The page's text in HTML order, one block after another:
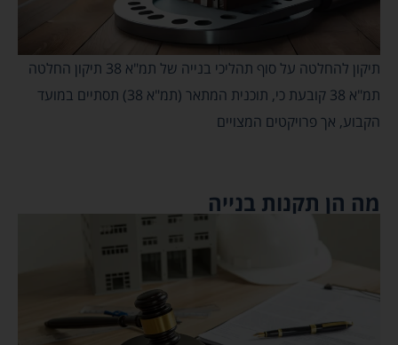
תיקון להחלטה על סוף תהליכי בנייה של תמ"א 38 תיקון החלטה
תמ"א 38 קובעת כי, תוכנית המתאר (תמ"א 38) תסתיים במועד
הקבוע, אך פרויקטים המצויים
מה הן תקנות בנייה